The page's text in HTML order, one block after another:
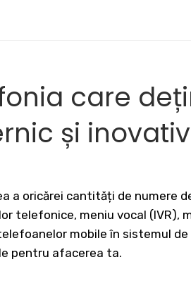
care
și
a oricărei cantități de numere
telefonice, meniu vocal (IVR),
mobile în sistemul
pentru afacerea ta.